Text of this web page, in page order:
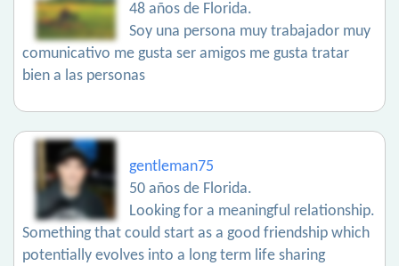
48 años de Florida.
Soy una persona muy trabajador muy
comunicativo me gusta ser amigos me gusta tratar
bien a las personas
gentleman75
50 años de Florida.
Looking for a meaningful relationship.
Something that could start as a good friendship which
potentially evolves into a long term life sharing